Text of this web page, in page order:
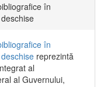
în
în
reprezintă
al
al Guvernului,